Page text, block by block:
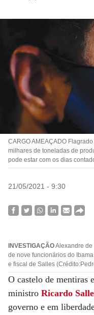
CARGO AMEAÇADO
milhares de toneladas de
pode estar com os dias
21/05/2021 - 9:30
INVESTIGAÇÃOAlexandre de
de nove funcionários do
e fiscal de Salles
O castelo de mentiras
ministro Ricardo
governo e em